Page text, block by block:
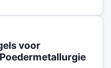
voor